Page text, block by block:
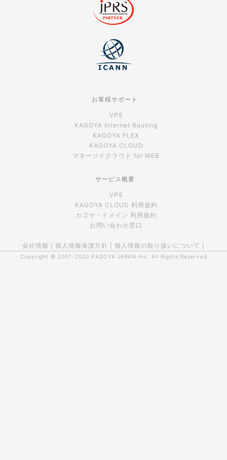
お客様サポート
VPS
KAGOYA Internet Routing
KAGOYA FLEX
KAGOYA CLOUD
マネージドクラウド for WEB
サービス概要
VPS
KAGOYA CLOUD 利用規約
カゴヤ・ドメイン 利用規約
お問い合わせ窓口
会社情報 個人情報保護方針 個人情報の取り扱いについて
Copyright © 2007-2020 KAGOYA JAPAN Inc. All Rights Reserved.